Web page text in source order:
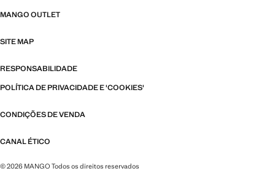
MANGO OUTLET
SITE MAP
RESPONSABILIDADE
POLÍTICA DE PRIVACIDADE E 'COOKIES'
CONDIÇÕES DE VENDA
CANAL ÉTICO
© 2026 MANGO Todos os direitos reservados